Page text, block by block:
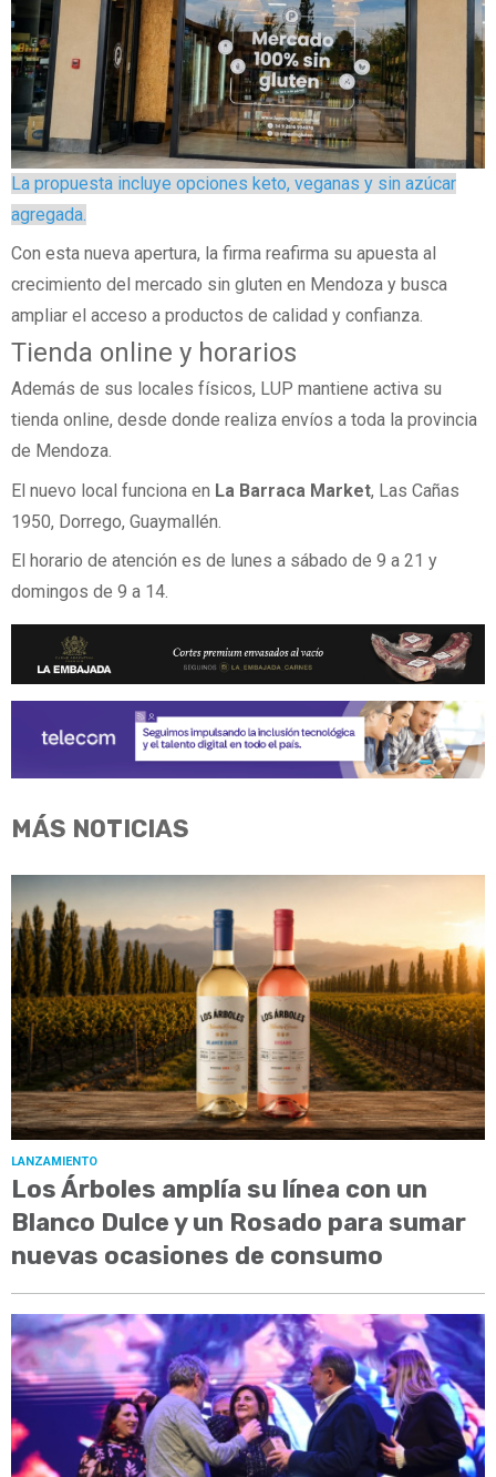
La propuesta incluye opciones keto, veganas y sin azúcar
agregada.
Con esta nueva apertura, la firma reafirma su apuesta al
crecimiento del mercado sin gluten en Mendoza y busca
ampliar el acceso a productos de calidad y confianza.
Tienda online y horarios
Además de sus locales físicos, LUP mantiene activa su
tienda online, desde donde realiza envíos a toda la provincia
de Mendoza.
El nuevo local funciona en La Barraca Market, Las Cañas
1950, Dorrego, Guaymallén.
El horario de atención es de lunes a sábado de 9 a 21 y
domingos de 9 a 14.
MÁS NOTICIAS
LANZAMIENTO
Los Árboles amplía su línea con un
Blanco Dulce y un Rosado para sumar
nuevas ocasiones de consumo